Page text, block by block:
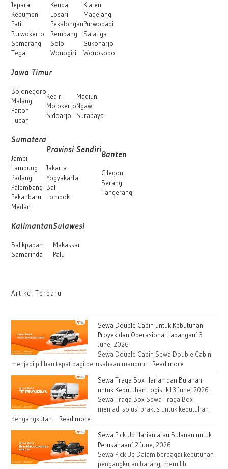
Jepara
Kebumen
Pati
Purwokerto
Semarang
Tegal
Kendal
Losari
Pekalongan
Rembang
Solo
Wonogiri
Klaten
Magelang
Purwodadi
Salatiga
Sukoharjo
Wonosobo
Jawa Timur
Bojonegoro
Malang
Paiton
Tuban
Kediri
Mojokerto
Sidoarjo
Madiun
Ngawi
Surabaya
Sumatera
Jambi
Lampung
Padang
Palembang
Pekanbaru
Medan
Provinsi Sendiri
Jakarta
Yogyakarta
Bali
Lombok
Banten
Cilegon
Serang
Tangerang
Kalimantan
Balikpapan
Samarinda
Sulawesi
Makassar
Palu
Artikel Terbaru
Sewa Double Cabin untuk Kebutuhan
Proyek dan Operasional Lapangan13
June, 2026
Sewa Double Cabin Sewa Double Cabin
menjadi pilihan tepat bagi perusahaan maupun… Read more
Sewa Traga Box Harian dan Bulanan
untuk Kebutuhan Logistik13 June, 2026
Sewa Traga Box Sewa Traga Box
menjadi solusi praktis untuk kebutuhan
pengangkutan… Read more
Sewa Pick Up Harian atau Bulanan untuk
Perusahaan12 June, 2026
Sewa Pick Up Dalam berbagai kebutuhan
pengangkutan barang, memilih